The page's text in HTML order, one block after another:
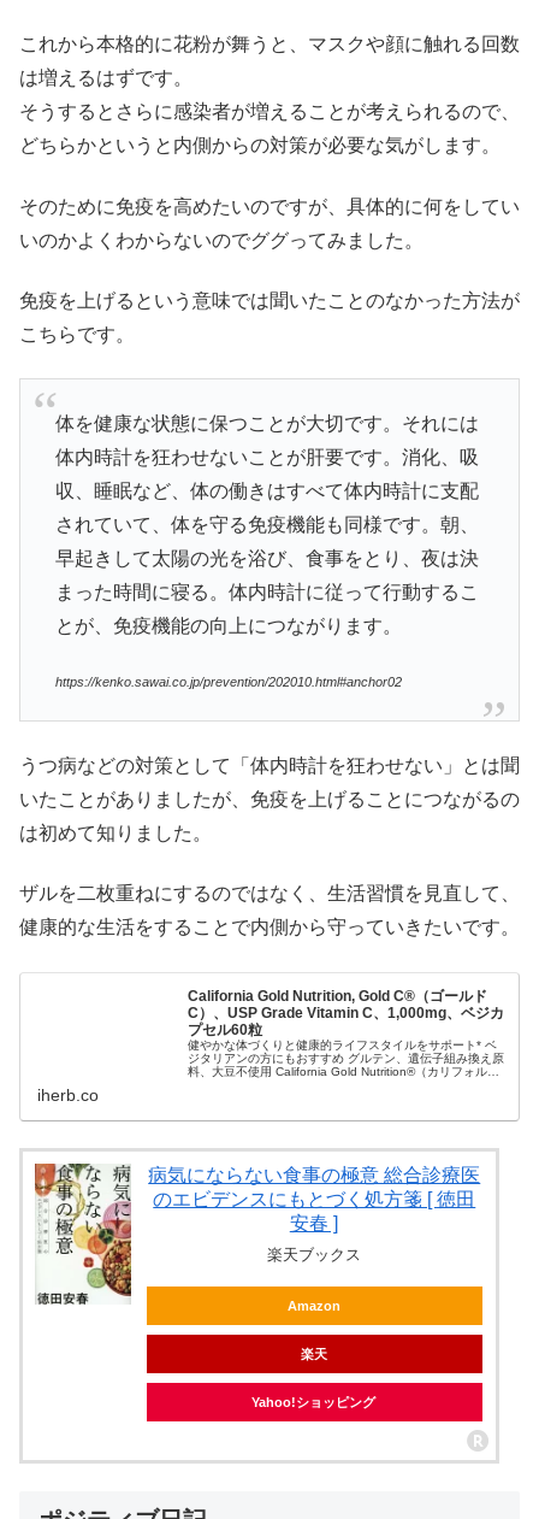
これから本格的に花粉が舞うと、マスクや顔に触れる回数
は増えるはずです。
そうするとさらに感染者が増えることが考えられるので、
どちらかというと内側からの対策が必要な気がします。
そのために免疫を高めたいのですが、具体的に何をしてい
いのかよくわからないのでググってみました。
免疫を上げるという意味では聞いたことのなかった方法が
こちらです。
体を健康な状態に保つことが大切です。それには
体内時計を狂わせないことが肝要です。消化、吸
収、睡眠など、体の働きはすべて体内時計に支配
されていて、体を守る免疫機能も同様です。朝、
早起きして太陽の光を浴び、食事をとり、夜は決
まった時間に寝る。体内時計に従って行動するこ
とが、免疫機能の向上につながります。
https://kenko.sawai.co.jp/prevention/202010.html#anchor02
うつ病などの対策として「体内時計を狂わせない」とは聞
いたことがありましたが、免疫を上げることにつながるの
は初めて知りました。
ザルを二枚重ねにするのではなく、生活習慣を見直して、
健康的な生活をすることで内側から守っていきたいです。
California Gold Nutrition, Gold C®（ゴールド
C）、USP Grade Vitamin C、1,000mg、ベジカ
プセル60粒
健やかな体づくりと健康的ライフスタイルをサポート* ベ
ジタリアンの方にもおすすめ グルテン、遺伝子組み換え原
料、大豆不使用 California Gold Nutrition®（カリフォルニ
iherb.co
病気にならない食事の極意 総合診療医
のエビデンスにもとづく処方箋 [ 徳田
安春 ]
楽天ブックス
Amazon
楽天
Yahoo!ショッピング